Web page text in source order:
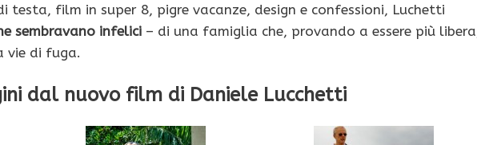
testa, film in super 8, pigre vacanze, design e confessioni, Luchetti
sembravano infelici – di una famiglia che, provando a essere più
vie di fuga.
dal nuovo film di Daniele Lucchetti